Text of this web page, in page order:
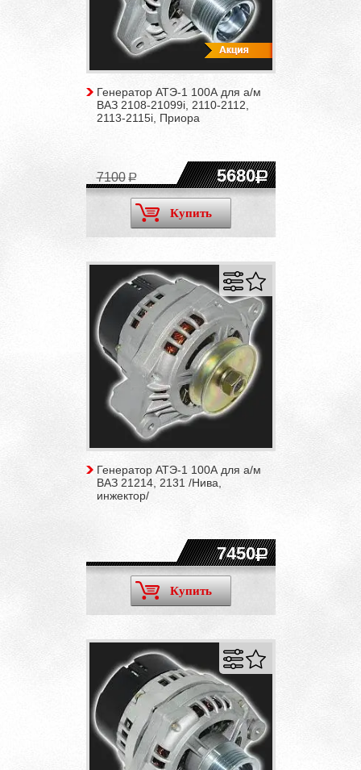
Генератор АТЭ-1 100А для а/м
ВАЗ 2108-21099i, 2110-2112,
2113-2115i, Приора
5680
7100
Купить
Генератор АТЭ-1 100А для а/м
ВАЗ 21214, 2131 /Нива,
инжектор/
7450
Купить